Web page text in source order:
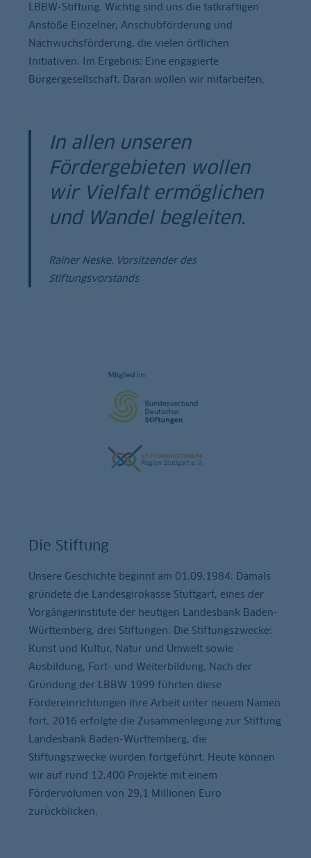
LBBW-Stiftung. Wichtig sind uns die tatkräftigen
Anstöße Einzelner, Anschubförderung und
Nachwuchsförderung, die vielen örtlichen
Initiativen. Im Ergebnis: Eine engagierte
Bürgergesellschaft. Daran wollen wir mitarbeiten.
In allen unseren
Fördergebieten wollen
wir Vielfalt ermöglichen
und Wandel begleiten.
Rainer Neske, Vorsitzender des
Stiftungsvorstands
Die Stiftung
Unsere Geschichte beginnt am 01.09.1984. Damals
gründete die Landesgirokasse Stuttgart, eines der
Vorgängerinstitute der heutigen Landesbank Baden-
Württemberg, drei Stiftungen. Die Stiftungszwecke:
Kunst und Kultur, Natur und Umwelt sowie
Ausbildung, Fort- und Weiterbildung. Nach der
Gründung der LBBW 1999 führten diese
Fördereinrichtungen ihre Arbeit unter neuem Namen
fort. 2016 erfolgte die Zusammenlegung zur Stiftung
Landesbank Baden-Württemberg, die
Stiftungszwecke wurden fortgeführt. Heute können
wir auf rund 12.400 Projekte mit einem
Fördervolumen von 29,1 Millionen Euro
zurückblicken.